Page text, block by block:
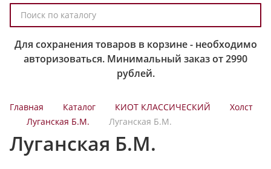
о
к
т
а
Для сохранения товаров в корзине - необходимо
авторизоваться. Минимальный заказ от 2990
рублей.
Главная Каталог КИОТ КЛАССИЧЕСКИЙ
Холст
Луганская Б.М.
Луганская Б.М.
Луганская Б.М.